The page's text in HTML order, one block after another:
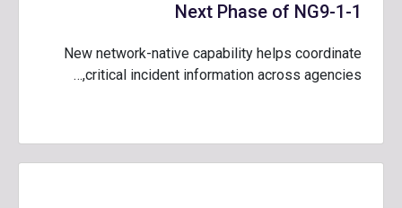
Next Phase of NG9-1-1
New network-native capability helps coordinate
critical incident information across agencies,…